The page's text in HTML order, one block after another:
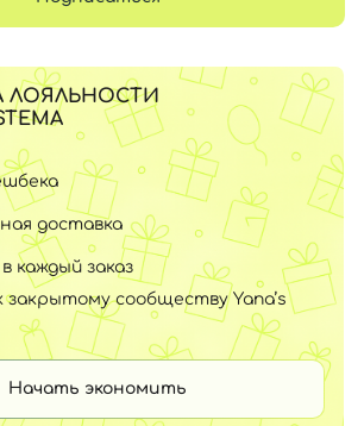
ЛОЯЛЬНОСТИ
доставка
каждый заказ
закрытому сообществу Yana’s
Начать экономить